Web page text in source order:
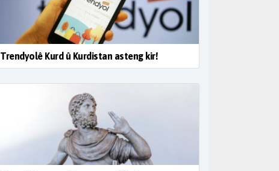
Trendyolê Kurd û Kurdistan asteng kir!